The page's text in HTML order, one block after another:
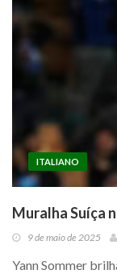
ITALIANO
Muralha Suíça
9 de maio de 2025
Yann Sommer